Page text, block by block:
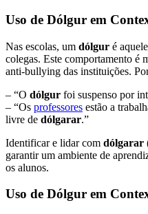
Uso de Dólgur em
Nas escolas, um dólgur é
colegas. Este comportamento é
anti-bullying das instituições.
– “O dólgur foi suspenso por
– “Os professores estão a
livre de dólgarar.”
Identificar e lidar com dólgarar
garantir um ambiente de
os alunos.
Uso de Dólgur em